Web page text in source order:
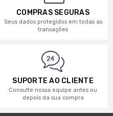
COMPRAS SEGURAS
Seus dados protegidos em todas as
transações
SUPORTE AO CLIENTE
Consulte nossa equipe antes ou
depois da sua compra